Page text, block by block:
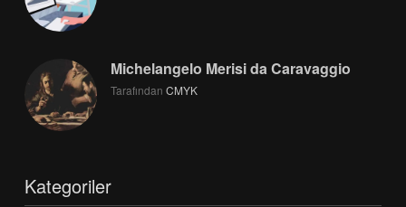
Michelangelo Merisi da Caravaggio
Tarafından CMYK
Kategoriler